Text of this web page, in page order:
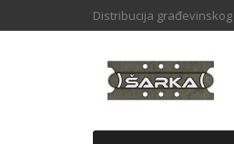
Distribucija